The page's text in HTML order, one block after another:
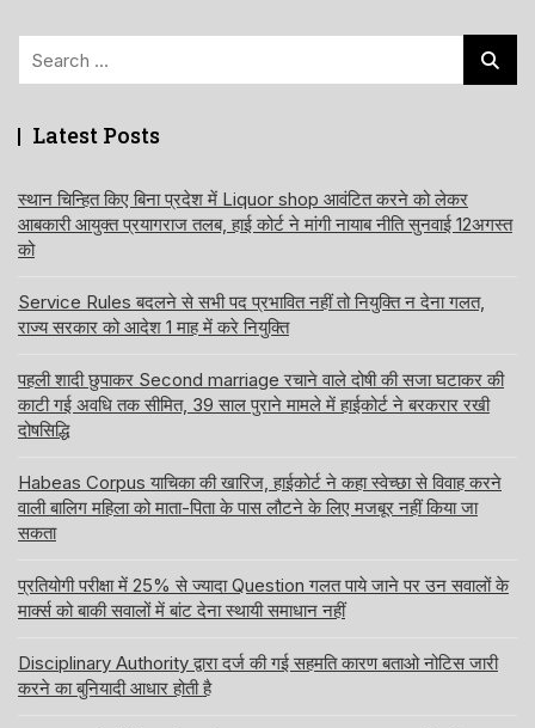
Latest Posts
स्थान चिन्हित किए बिना प्रदेश में Liquor shop आवंटित करने को लेकर
आबकारी आयुक्त प्रयागराज तलब, हाई कोर्ट ने मांगी नायाब नीति सुनवाई 12अगस्त
को
Service Rules बदलने से सभी पद प्रभावित नहीं तो नियुक्ति न देना गलत,
राज्य सरकार को आदेश 1 माह में करे नियुक्ति
पहली शादी छुपाकर Second marriage रचाने वाले दोषी की सजा घटाकर की
काटी गई अवधि तक सीमित, 39 साल पुराने मामले में हाईकोर्ट ने बरकरार रखी
दोषसिद्धि
Habeas Corpus याचिका की खारिज, हाईकोर्ट ने कहा स्वेच्छा से विवाह करने
वाली बालिग महिला को माता-पिता के पास लौटने के लिए मजबूर नहीं किया जा
सकता
प्रतियोगी परीक्षा में 25% से ज्यादा Question गलत पाये जाने पर उन सवालों के
मार्क्स को बाकी सवालों में बांट देना स्थायी समाधान नहीं
Disciplinary Authority द्वारा दर्ज की गई सहमति कारण बताओ नोटिस जारी
करने का बुनियादी आधार होती है